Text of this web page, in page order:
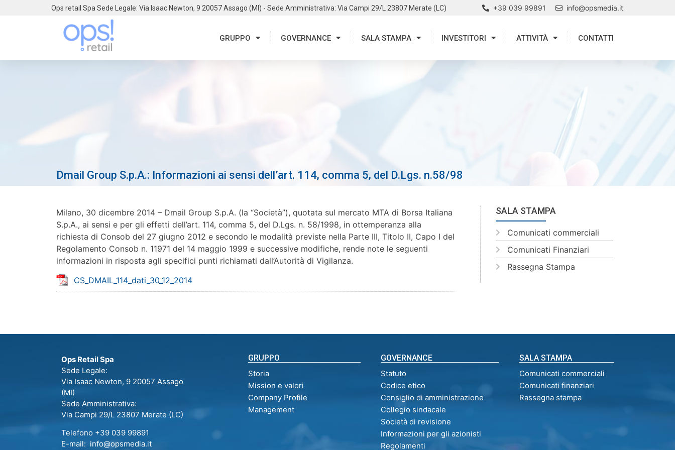
Ops retail Spa Sede Legale: Via Isaac Newton, 9 20057 Assago (MI) - Sede Amministrativa: Via Campi 29/L 23807 Merate (LC) +39 039 99891 info@opsmedia.it
GRUPPO GOVERNANCE SALA STAMPA INVESTITORI ATTIVITÀ CONTATTI
Dmail Group S.p.A.: Informazioni ai sensi dell’art. 114, comma 5, del D.Lgs. n.58/98
Milano, 30 dicembre 2014 – Dmail Group S.p.A. (la “Società”), quotata sul mercato MTA di Borsa Italiana
S.p.A., ai sensi e per gli effetti dell’art. 114, comma 5, del D.Lgs. n. 58/1998, in ottemperanza alla
richiesta di Consob del 27 giugno 2012 e secondo le modalità previste nella Parte III, Titolo II, Capo I del
Regolamento Consob n. 11971 del 14 maggio 1999 e successive modifiche, rende note le seguenti
informazioni in risposta agli specifici punti richiamati dall’Autorità di Vigilanza.
CS_DMAIL_114_dati_30_12_2014
SALA STAMPA
Comunicati commerciali
Comunicati Finanziari
Rassegna Stampa
Ops Retail Spa
Sede Legale:
Via Isaac Newton, 9 20057 Assago
(MI)
Sede Amministrativa:
Via Campi 29/L 23807 Merate (LC)
Telefono +39 039 99891
E-mail: info@opsmedia.it
GRUPPO
Storia
Mission e valori
Company Profile
Management
GOVERNANCE
Statuto
Codice etico
Consiglio di amministrazione
Collegio sindacale
Società di revisione
Informazioni per gli azionisti
Regolamenti
SALA STAMPA
Comunicati commerciali
Comunicati finanziari
Rassegna stampa